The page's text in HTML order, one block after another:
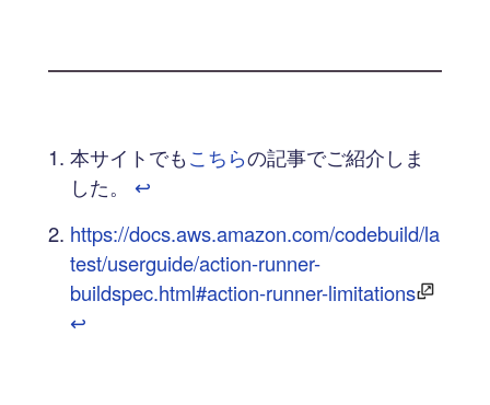
本サイトでもこちらの記事でご紹介しま
した。 ↩︎
https://docs.aws.amazon.com/codebuild/la
test/userguide/action-runner-
buildspec.html#action-runner-limitations
↩︎